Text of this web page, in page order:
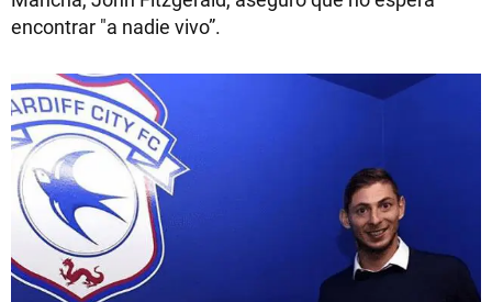
encontrar "a nadie vivo”.